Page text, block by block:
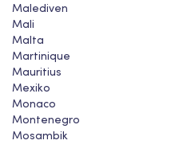
Malediven
Mali
Malta
Martinique
Mauritius
Mexiko
Monaco
Montenegro
Mosambik